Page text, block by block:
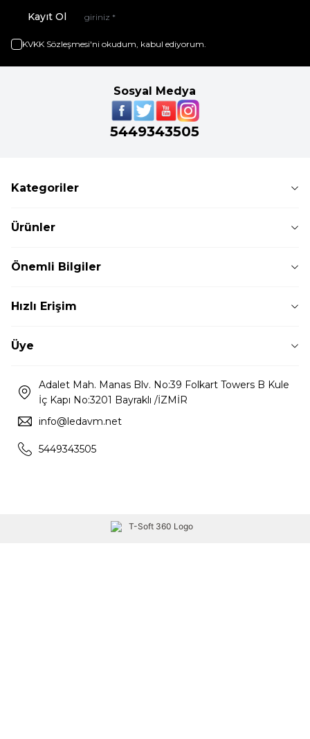
Kayıt Ol
KVKK Sözleşmesi'ni okudum, kabul ediyorum.
Sosyal Medya
5449343505
Kategoriler
Ürünler
Önemli Bilgiler
Hızlı Erişim
Üye
Adalet Mah. Manas Blv. No:39 Folkart Towers B Kule
İç Kapı No:3201 Bayraklı /İZMİR
info@ledavm.net
5449343505